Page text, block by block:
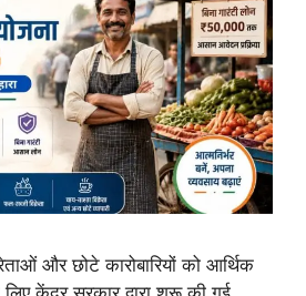
और छोटे कारोबारियों को आर्थिक